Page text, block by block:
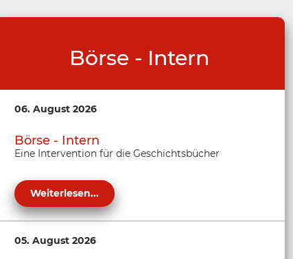
Börse - Intern
06. August 2026
Börse - Intern
Eine Intervention für die Geschichtsbücher
Weiterlesen...
05. August 2026